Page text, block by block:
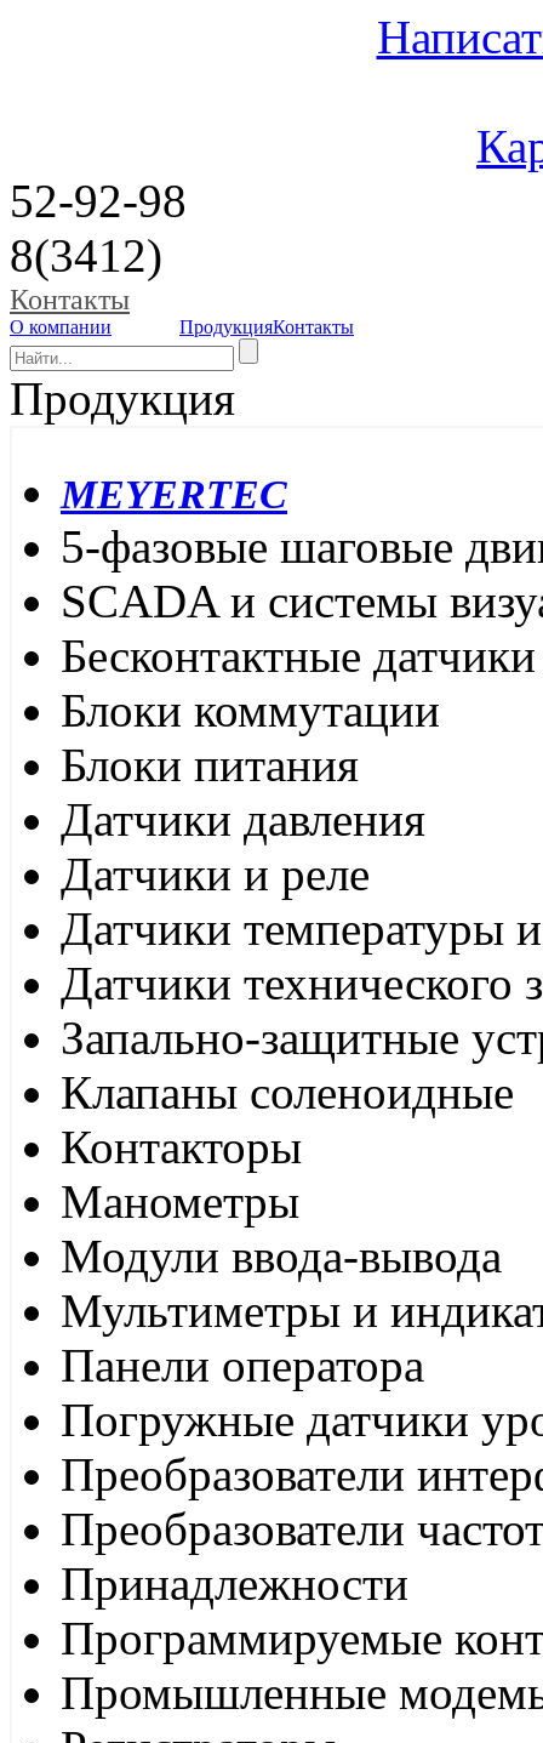
52-92-98
8(3412)
Контакты
О компании ПродукцияКонтакты
Продукция
MEYERTEC
5-фазовые шаговые
SCADA и системы
Бесконтактные датчики
Блоки коммутации
Блоки питания
Датчики давления
Датчики и реле
Датчики температуры
Датчики технического
Запально-защитные
Клапаны соленоидные
Контакторы
Манометры
Модули ввода-вывода
Мультиметры и
Панели оператора
Погружные датчики
Преобразователи
Преобразователи
Принадлежности
Программируемые
Промышленные